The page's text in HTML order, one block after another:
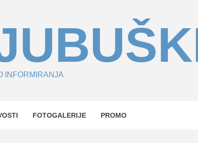
INFORMIRANJA
FOTOGALERIJE PROMO